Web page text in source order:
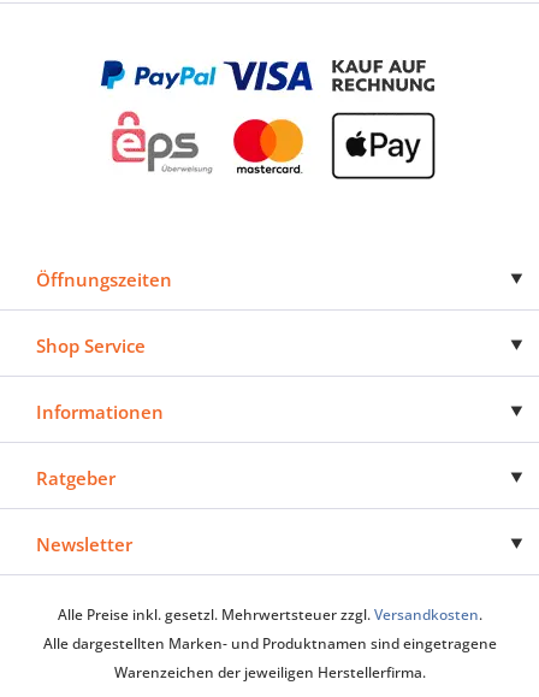
Öffnungszeiten
Shop Service
Informationen
Ratgeber
Newsletter
Alle Preise inkl. gesetzl. Mehrwertsteuer zzgl.Versandkosten.
Alle dargestellten Marken- und Produktnamen sind eingetragene
Warenzeichen der jeweiligen Herstellerfirma.